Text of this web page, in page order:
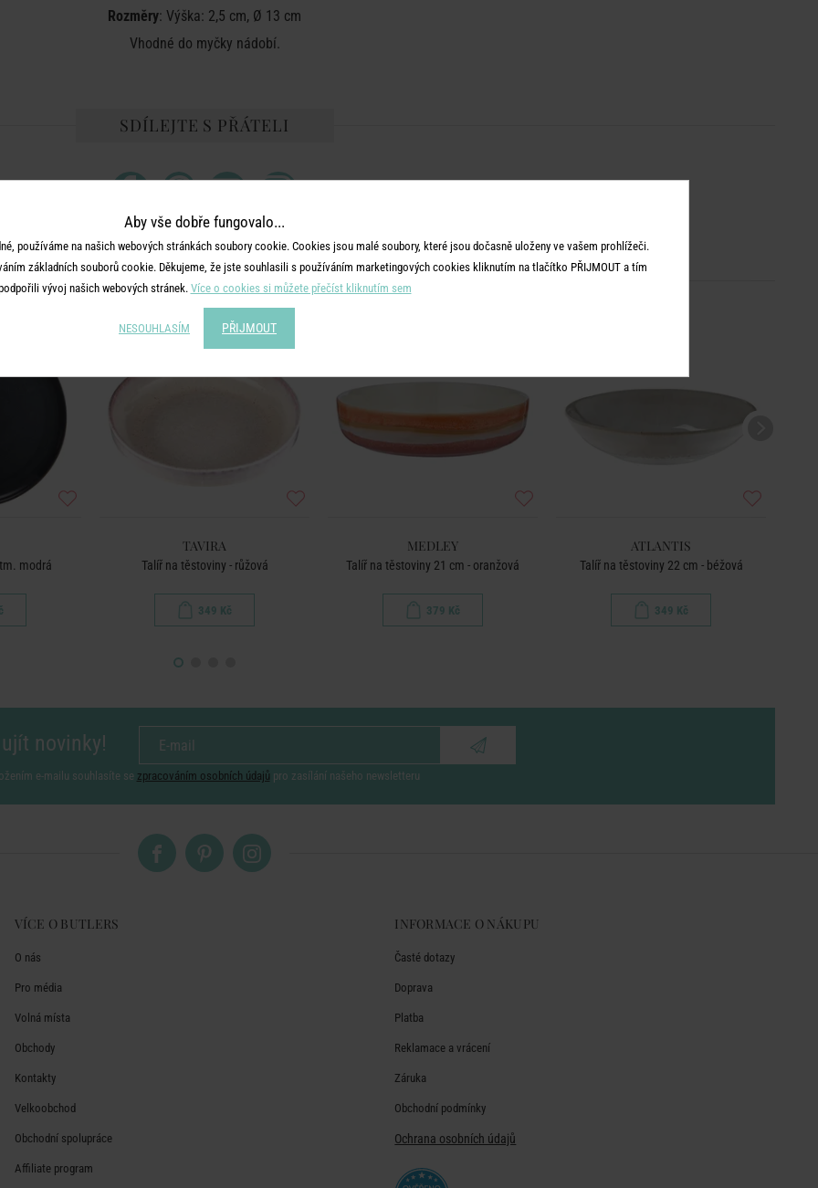
Rozměry: Výška: 2,5 cm, Ø 13 cm
Vhodné do myčky nádobí.
SDÍLEJTE S PŘÁTELI
MOHLO BY SE VÁM LÍBIT
modrá
TAVIRA
Talíř na těstoviny - růžová
349 Kč
MEDLEY
Talíř na těstoviny 21 cm - oranžová
379 Kč
ATLANTIS
Talíř na těstoviny 22 cm - béžová
349 Kč
novinky!
e-mailu souhlasíte se zpracováním osobních údajů pro zasílání našeho newsletteru
VÍCE O BUTLERS
O nás
Pro média
Volná místa
Obchody
Kontakty
Velkoobchod
Obchodní spolupráce
Affiliate program
INFORMACE O NÁKUPU
Časté dotazy
Doprava
Platba
Reklamace a vrácení
Záruka
Obchodní podmínky
Ochrana osobních údajů
Aby vše dobře fungovalo...
používáme na našich webových stránkách soubory cookie. Cookies jsou malé soubory, které jsou dočasně uloženy ve vašem prohlížeči.
základních souborů cookie. Děkujeme, že jste souhlasili s používáním marketingových cookies kliknutím na tlačítko PŘIJMOUT a tím
vývoj našich webových stránek.Více o cookies si můžete přečíst kliknutím sem
NESOUHLASÍM PŘIJMOUT